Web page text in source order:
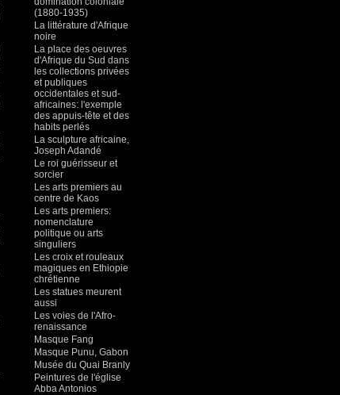
(1880-1935)
La littérature d'Afrique
noire
La place des oeuvres
d'Afrique du Sud dans
les collections privées
et publiques
occidentales et sud-
africaines: l'exemple
des appuis-tête et des
habits perlés
La sculpture africaine,
Joseph Adandé
Le roi guérisseur et
sorcier
Les arts premiers au
centre de Kaos
Les arts premiers:
nomenclature
politique ou arts
singuliers
Les croix et rouleaux
magiques en Ethiopie
chrétienne
Les statues meurent
aussi
Les voies de l'Afro-
renaissance
Masque Fang
Masque Punu, Gabon
Musée du Quai Branly
Peintures de l'église
Abba Antonios